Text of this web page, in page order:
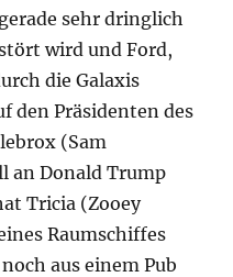
sehr dringlich
wird und Ford,
die Galaxis
den Präsidenten des
(Sam
an Donald Trump
Tricia (Zooey
Raumschiffes
aus einem Pub